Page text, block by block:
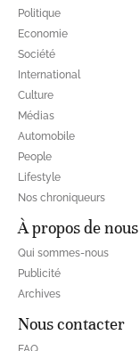
Politique
Economie
Société
International
Culture
Médias
Automobile
People
Lifestyle
Nos chroniqueurs
À propos de nous
Qui sommes-nous
Publicité
Archives
Nous contacter